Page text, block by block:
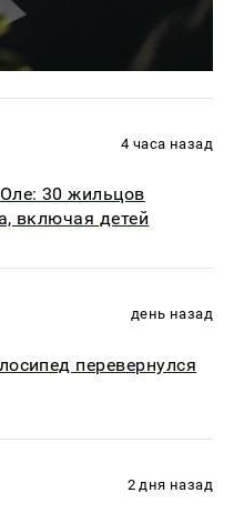
4 часа назад
30 жильцов
включая детей
день назад
перевернулся
2 дня назад